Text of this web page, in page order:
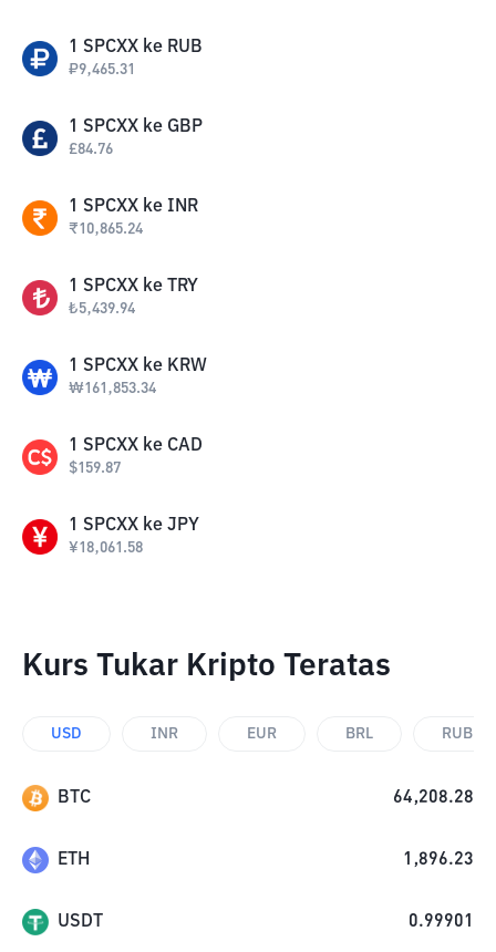
1 SPCXX ke RUB
₽9,465.31
1 SPCXX ke GBP
£84.76
1 SPCXX ke INR
₹10,865.24
1 SPCXX ke TRY
₺5,439.94
1 SPCXX ke KRW
₩161,853.34
1 SPCXX ke CAD
$159.87
1 SPCXX ke JPY
¥18,061.58
Kurs Tukar Kripto Teratas
USD INR EUR BRL RUB
BTC 64,208.28
ETH 1,896.23
USDT 0.99901